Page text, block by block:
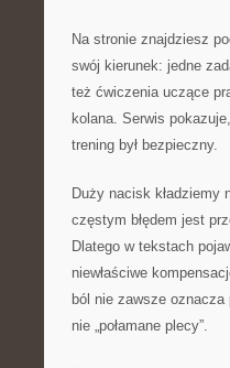
Na stronie znajdziesz
swój kierunek: jedne
też ćwiczenia uczące
kolana. Serwis
trening był bezpieczny.
Duży nacisk kładziemy
częstym błędem jest
Dlatego w tekstach
niewłaściwe
ból nie zawsze
nie „połamane plecy”.